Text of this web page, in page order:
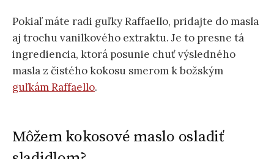
Pokiaľ máte radi guľky Raffaello, pridajte do masla
aj trochu vanilkového extraktu. Je to presne tá
ingrediencia, ktorá posunie chuť výsledného
masla z čistého kokosu smerom k božským
guľkám Raffaello.
Môžem kokosové maslo osladiť